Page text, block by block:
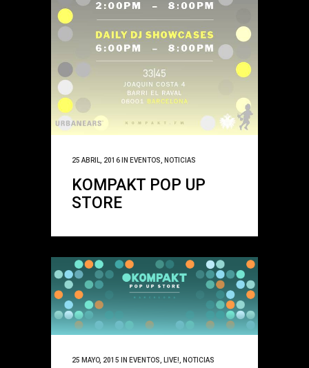
25 ABRIL, 2016 IN EVENTOS NOTICIAS
KOMPAKT POP UP
STORE
25 MAYO, 2015 IN EVENTOS LIVE! NOTICIAS